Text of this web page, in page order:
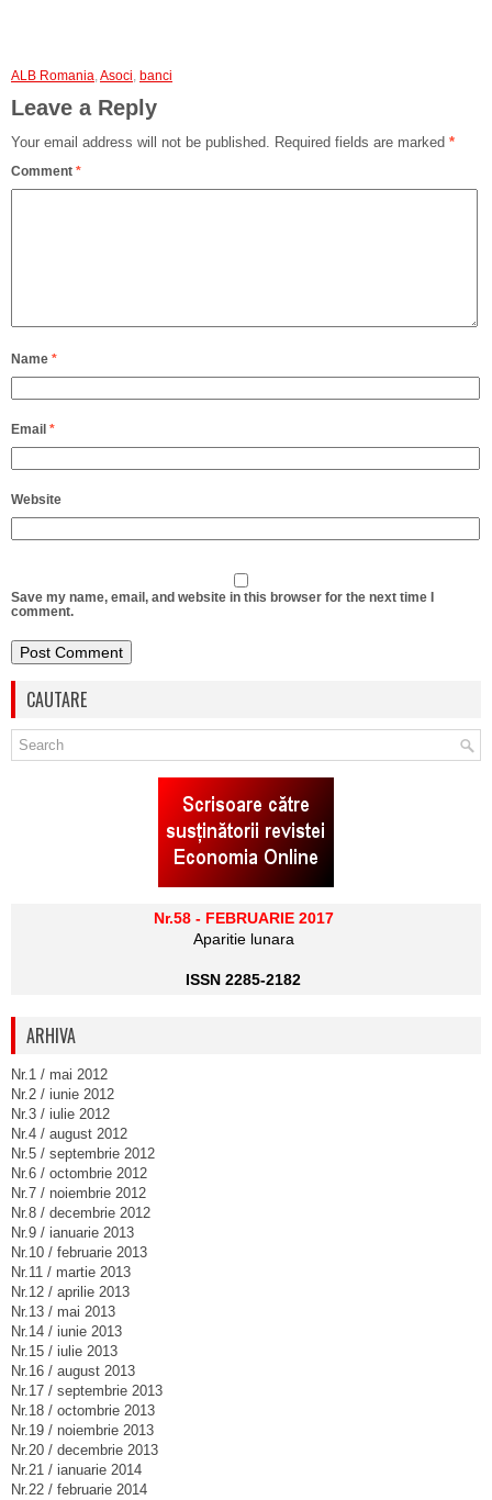
ALB Romania,Asoci, banci
Leave a Reply
Your email address will not be published. Required fields are marked *
Comment *
Name *
Email *
Website
Save my name, email, and website in this browser for the next time I
comment.
CAUTARE
Nr.58 - FEBRUARIE 2017
Aparitie lunara
ISSN 2285-2182
ARHIVA
Nr.1 / mai 2012
Nr.2 / iunie 2012
Nr.3 / iulie 2012
Nr.4 / august 2012
Nr.5 / septembrie 2012
Nr.6 / octombrie 2012
Nr.7 / noiembrie 2012
Nr.8 / decembrie 2012
Nr.9 / ianuarie 2013
Nr.10 / februarie 2013
Nr.11 / martie 2013
Nr.12 / aprilie 2013
Nr.13 / mai 2013
Nr.14 / iunie 2013
Nr.15 / iulie 2013
Nr.16 / august 2013
Nr.17 / septembrie 2013
Nr.18 / octombrie 2013
Nr.19 / noiembrie 2013
Nr.20 / decembrie 2013
Nr.21 / ianuarie 2014
Nr.22 / februarie 2014